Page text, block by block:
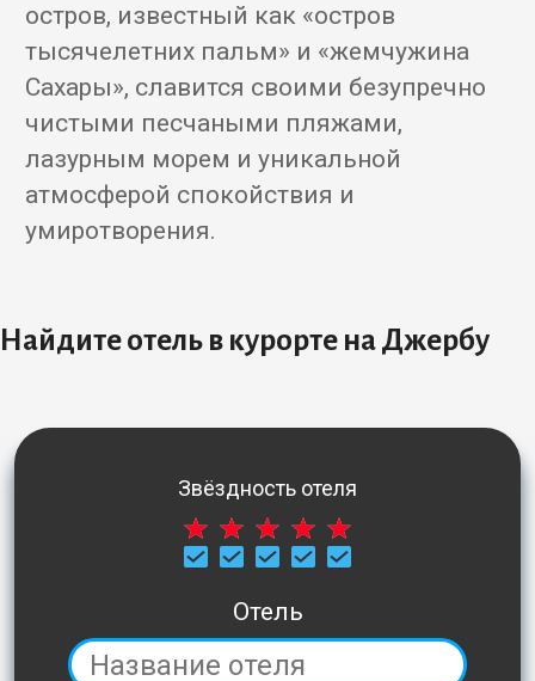
остров, известный как «остров
тысячелетних пальм» и «жемчужина
Сахары», славится своими безупречно
чистыми песчаными пляжами,
лазурным морем и уникальной
атмосферой спокойствия и
умиротворения.
Найдите отель в курорте на Джербу
Звёздность отеля
Отель